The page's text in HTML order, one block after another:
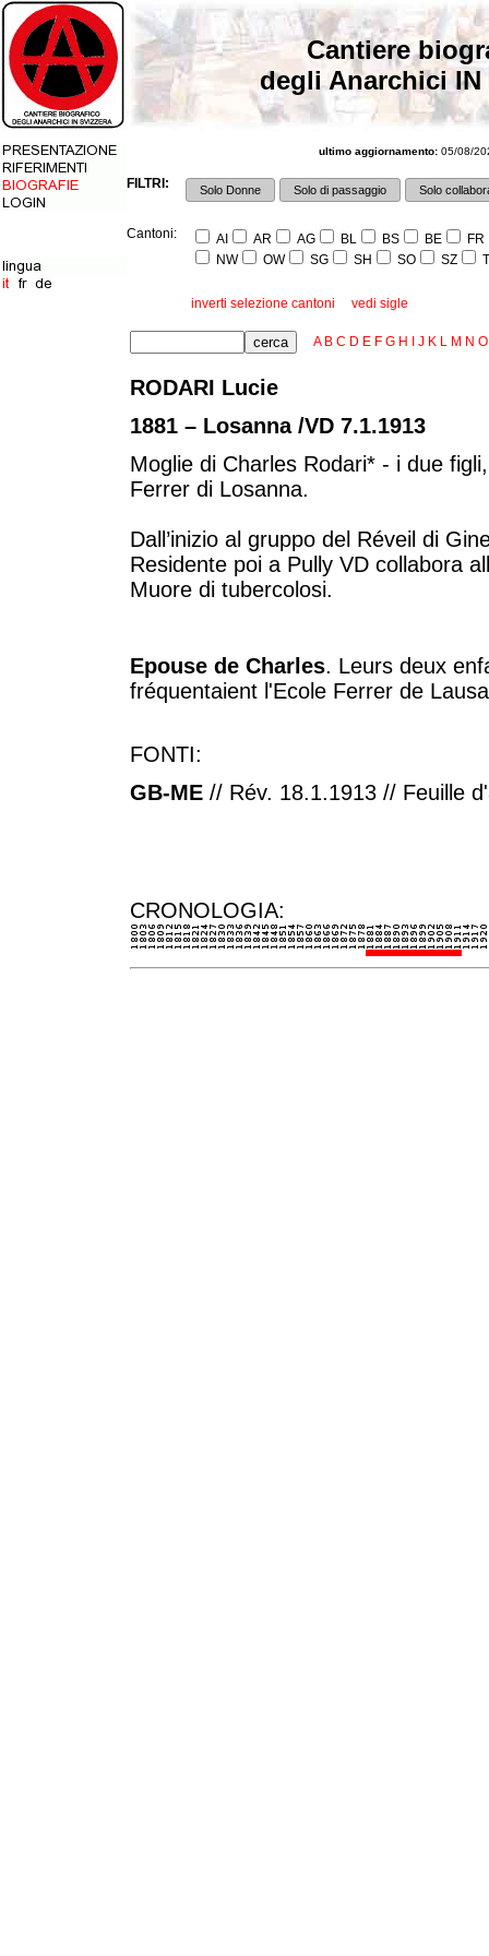
Cantiere
degli Anarchici IN
ultimo aggiornamento: 05/08/
FILTRI: Solo Donne Solo di passaggio Solo
Cantoni: AI AR AG BL BS BE
FR
NW
OW SG SH SO SZ
inverti selezione cantoni vedi sigle
A B C D E F G H J K L M N O
RODARI Lucie
1881 – Losanna /VD 7.1.1913
Moglie di Charles Rodari* - i due
Ferrer di Losanna.
Dall’inizio al gruppo del Réveil di
Residente poi a Pully VD collabora
Muore di tubercolosi.
Epouse de Charles. Leurs deux
fréquentaient l'Ecole Ferrer de
FONTI:
GB-ME // Rév. 18.1.1913 // Feuille
CRONOLOGIA: